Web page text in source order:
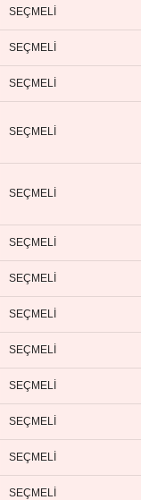
SEÇMELİ
SEÇMELİ
SEÇMELİ
SEÇMELİ
SEÇMELİ
SEÇMELİ
SEÇMELİ
SEÇMELİ
SEÇMELİ
SEÇMELİ
SEÇMELİ
SEÇMELİ
SEÇMELİ